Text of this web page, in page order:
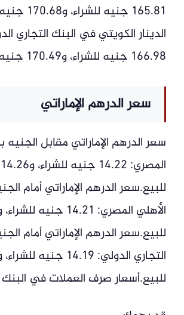
165.81
الدينار الكويتي في البنك التجاري
166.98 جنيه للشراء، و170.49 جنيه للبيع.
سعر الدرهم الإماراتي
سعر الدرهم الإماراتي مقابل الجنيه
للبيع.سعر الدرهم الإماراتي أمام
للبيع.سعر الدرهم الإماراتي أمام
للبيع.أسعار صرف العملات في البنك